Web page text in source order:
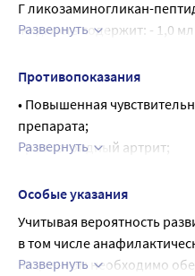
Г ликозаминогликан-
жидкость содержит: - 1,0 мл
гликозаминогликан-
метакрезол - 2,5 мг
вода для инъекций - до 1 мл
Примечание.
комплекс субстанция -
трубчатых костей и хрящи
Развернуть
Противопоказания
• Повышенная
препарата;
• ревматоидный артрит;
• возраст до 18 лет;
соблюдающих надежных
С осторожностью:
Развернуть
Особые указания
Учитывая вероятность
в том числе
пациентом необходимо
Развернуть